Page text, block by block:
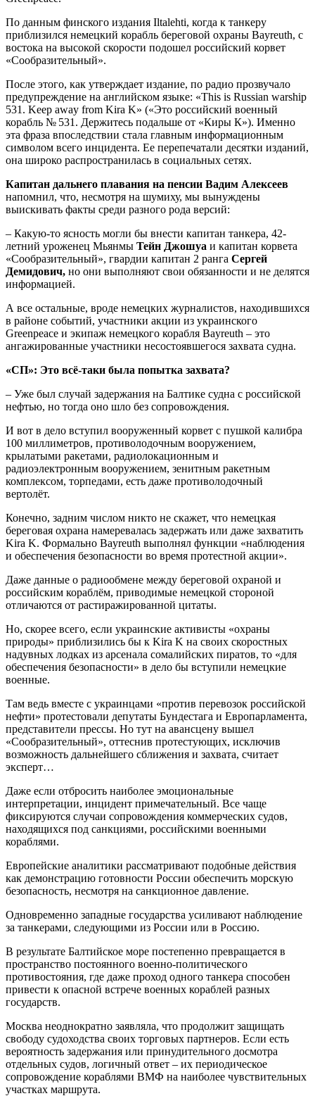
По данным финского издания Iltalehti, когда к танкеру
приблизился немецкий корабль береговой охраны Bayreuth, с
востока на высокой скорости подошел российский корвет
«Сообразительный».
После этого, как утверждает издание, по радио прозвучало
предупреждение на английском языке: «This is Russian warship
531. Keep away from Kira K» («Это российский военный
корабль № 531. Держитесь подальше от «Киры К»). Именно
эта фраза впоследствии стала главным информационным
символом всего инцидента. Ее перепечатали десятки изданий,
она широко распространилась в социальных сетях.
Капитан дальнего плавания на пенсии Вадим Алексеев
напомнил, что, несмотря на шумиху, мы вынуждены
выискивать факты среди разного рода версий:
– Какую-то ясность могли бы внести капитан танкера, 42-
летний уроженец Мьянмы Тейн Джошуа и капитан корвета
«Сообразительный», гвардии капитан 2 ранга Сергей
Демидович, но они выполняют свои обязанности и не делятся
информацией.
А все остальные, вроде немецких журналистов, находившихся
в районе событий, участники акции из украинского
Greenpeace и экипаж немецкого корабля Bayreuth – это
ангажированные участники несостоявшегося захвата судна.
«СП»: Это всё-таки была попытка захвата?
– Уже был случай задержания на Балтике судна с российской
нефтью, но тогда оно шло без сопровождения.
И вот в дело вступил вооруженный корвет с пушкой калибра
100 миллиметров, противолодочным вооружением,
крылатыми ракетами, радиолокационным и
радиоэлектронным вооружением, зенитным ракетным
комплексом, торпедами, есть даже противолодочный
вертолёт.
Конечно, задним числом никто не скажет, что немецкая
береговая охрана намеревалась задержать или даже захватить
Kira K. Формально Bayreuth выполнял функции «наблюдения
и обеспечения безопасности во время протестной акции».
Даже данные о радиообмене между береговой охраной и
российским кораблём, приводимые немецкой стороной
отличаются от растиражированной цитаты.
Но, скорее всего, если украинские активисты «охраны
природы» приблизились бы к Kira K на своих скоростных
надувных лодках из арсенала сомалийских пиратов, то «для
обеспечения безопасности» в дело бы вступили немецкие
военные.
Там ведь вместе с украинцами «против перевозок российской
нефти» протестовали депутаты Бундестага и Европарламента,
представители прессы. Но тут на авансцену вышел
«Сообразительный», оттеснив протестующих, исключив
возможность дальнейшего сближения и захвата, считает
эксперт…
Даже если отбросить наиболее эмоциональные
интерпретации, инцидент примечательный. Все чаще
фиксируются случаи сопровождения коммерческих судов,
находящихся под санкциями, российскими военными
кораблями.
Европейские аналитики рассматривают подобные действия
как демонстрацию готовности России обеспечить морскую
безопасность, несмотря на санкционное давление.
Одновременно западные государства усиливают наблюдение
за танкерами, следующими из России или в Россию.
В результате Балтийское море постепенно превращается в
пространство постоянного военно-политического
противостояния, где даже проход одного танкера способен
привести к опасной встрече военных кораблей разных
государств.
Москва неоднократно заявляла, что продолжит защищать
свободу судоходства своих торговых партнеров. Если есть
вероятность задержания или принудительного досмотра
отдельных судов, логичный ответ – их периодическое
сопровождение кораблями ВМФ на наиболее чувствительных
участках маршрута.